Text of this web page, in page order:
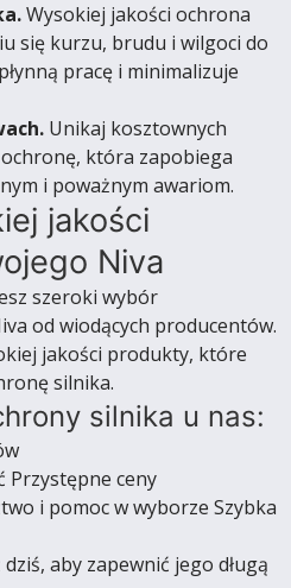
Wysokiej jakości ochrona
się kurzu, brudu i wilgoci do
pracę i minimalizuje
Unikaj kosztownych
która zapobiega
i poważnym awariom.
jakości
Niva
szeroki wybór
od wiodących producentów.
jakości produkty, które
silnika.
silnika u nas:
Przystępne ceny
i pomoc w wyborze Szybka
aby zapewnić jego długą